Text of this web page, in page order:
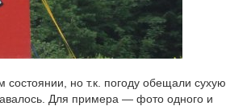
но т.к. погоду обещали сухую,
Для примера — фото одного и